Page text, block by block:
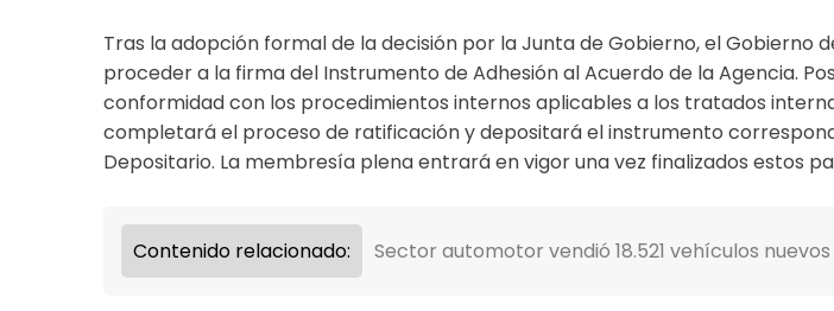
Tras la adopción formal de la decisión por la Junta de Gobierno, el Gobierno
proceder a la firma del Instrumento de Adhesión al Acuerdo de la Agencia.
conformidad con los procedimientos internos aplicables a los tratados
completará el proceso de ratificación y depositará el instrumento
Depositario. La membresía plena entrará en vigor una vez finalizados estos
Contenido relacionado: Sector automotor vendió 18.521 vehículos